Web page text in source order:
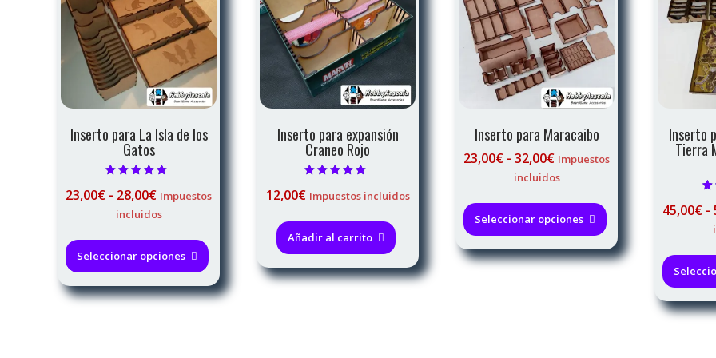
Inserto para La Isla de los
Gatos
5.00
de 5
23,00€ - 28,00€Rango
de
23,00€
hasta
28,00€
Impuestos
incluidos
Seleccionar opciones
tiene
múltiples
variantes.
Inserto para expansión
Craneo Rojo
4.89
12,00€ Impuestos incluidos
Añadir al carrito
Inserto para Maracaibo
23,00€ - 32,00€Rango
de
23,00€
hasta
32,00€
Impuestos
incluidos
Seleccionar opciones
tiene
múltiples
Inserto
Tierra
45,00€ -